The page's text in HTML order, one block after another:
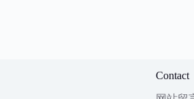
Contact